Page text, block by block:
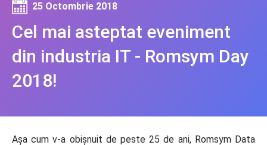
Cel mai asteptat eveniment
din industria IT - Romsym Day
2018!
25 Octombrie 2018
Așa cum v-a obișnuit de peste 25 de ani, Romsym Data